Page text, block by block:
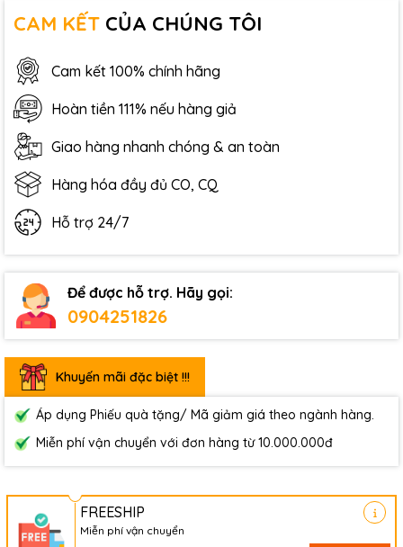
CAM KẾT CỦA CHÚNG TÔI
Cam kết 100% chính hãng
Hoàn tiền 111% nếu hàng giả
Giao hàng nhanh chóng & an toàn
Hàng hóa đầy đủ CO, CQ
Hỗ trợ 24/7
Để được hỗ trợ. Hãy gọi:
0904251826
Khuyến mãi đặc biệt !!!
Áp dụng Phiếu quà tặng/ Mã giảm giá theo ngành hàng.
Miễn phí vận chuyển với đơn hàng từ 10.000.000đ
FREESHIP
Miễn phí vận chuyển